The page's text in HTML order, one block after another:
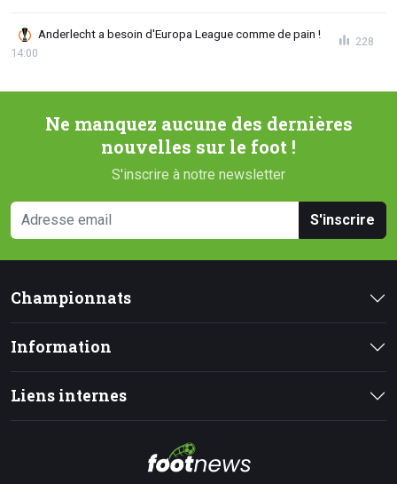
Anderlecht a besoin d'Europa League comme de pain !
14:00
228
Ne manquez aucune des dernières
nouvelles sur le foot !
S'inscrire à notre newsletter
S'inscrire
Championnats
Information
Liens internes